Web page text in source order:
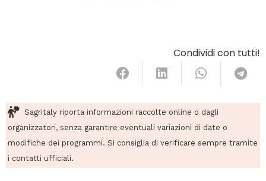
Condividi con tutti!
Sagritaly riporta informazioni raccolte online o dagli
organizzatori, senza garantire eventuali variazioni di date o
modifiche dei programmi. Si consiglia di verificare sempre tramite
i contatti ufficiali.